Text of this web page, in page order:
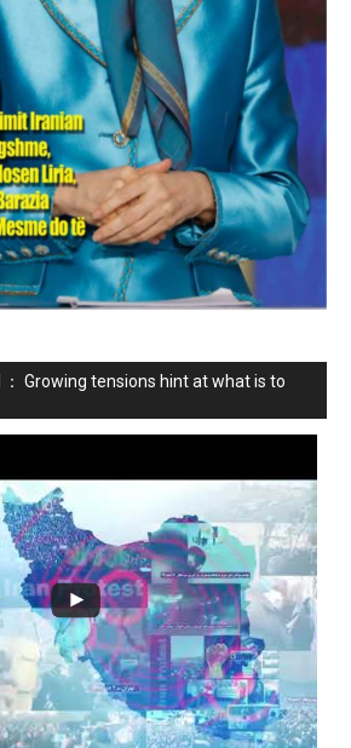
Growing tensions hint at what is to